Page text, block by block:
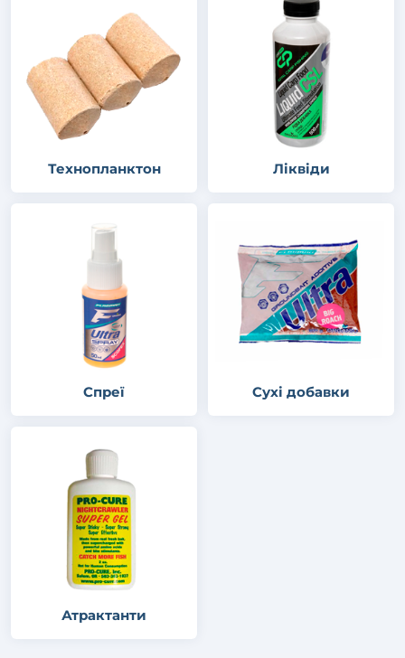
Технопланктон Ліквіди
Спреї Сухі добавки
Атрактанти